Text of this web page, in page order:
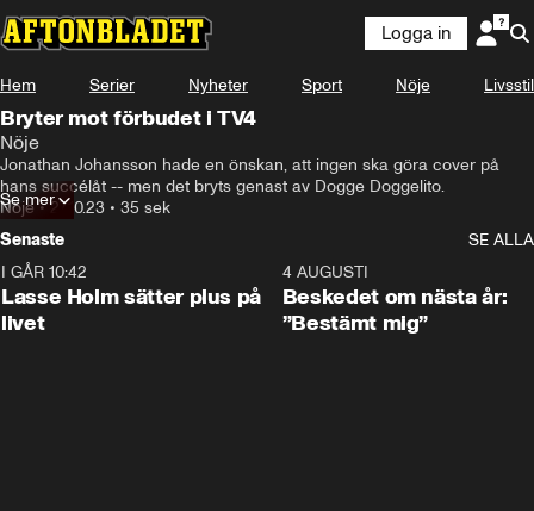
Logga in
Hem Serier Nyheter Sport Nöje Livsstil
Bryter mot förbudet i TV4
Nöje
Jonathan Johansson hade en önskan, att ingen ska göra cover på
hans succélåt -- men det bryts genast av Dogge Doggelito.
Nöje•27.10.23 • 35 sek
Se mer
Senaste
SE ALLA
I GÅR 10:42
Lasse Holm sätter plus på
livet
4 AUGUSTI
Beskedet om nästa år:
”Bestämt mig”